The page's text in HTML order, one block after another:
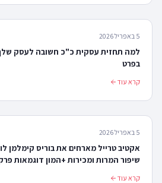
5 באפריל 2026
למה תחזית עסקית כ"כ חשובה לעסק
בפרט
קרא עוד
5 באפריל 2026
שיפור המרות ומכירות +המון דוגמאות
קרא עוד